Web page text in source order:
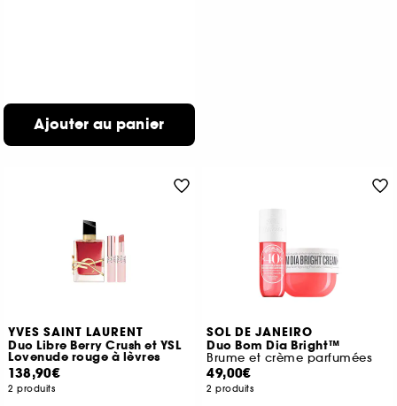
Ajouter au panier
YVES SAINT LAURENT
Duo Libre Berry Crush et YSL
Lovenude rouge à lèvres
138,90€
2 produits
SOL DE JANEIRO
Duo Bom Dia Bright™
Brume et crème parfumées
49,00€
2 produits